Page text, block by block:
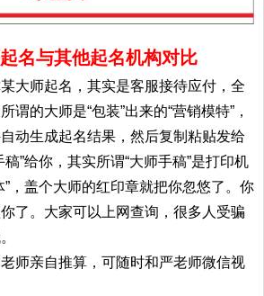
名与其他起名机构对比
大师起名，其实是客服接待应付，全
谓的大师是“包装”出来的“营销模特”，
动生成起名结果，然后复制粘贴发给
”给你，其实所谓“大师手稿”是打印机
”，盖个大师的红印章就把你忽悠了。你
了。大家可以上网查询，很多人受骗
师亲自推算，可随时和严老师微信视